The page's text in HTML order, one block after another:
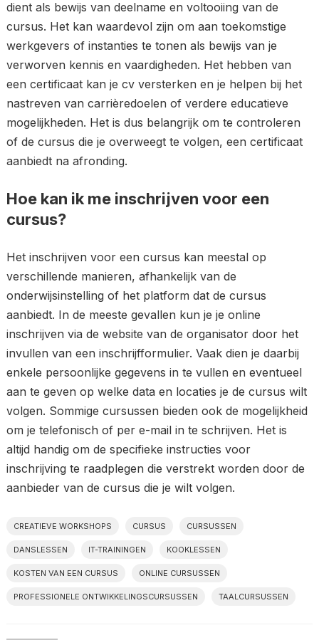
dient als bewijs van deelname en voltooiing van de
cursus. Het kan waardevol zijn om aan toekomstige
werkgevers of instanties te tonen als bewijs van je
verworven kennis en vaardigheden. Het hebben van
een certificaat kan je cv versterken en je helpen bij het
nastreven van carrièredoelen of verdere educatieve
mogelijkheden. Het is dus belangrijk om te controleren
of de cursus die je overweegt te volgen, een certificaat
aanbiedt na afronding.
Hoe kan ik me inschrijven voor een
cursus?
Het inschrijven voor een cursus kan meestal op
verschillende manieren, afhankelijk van de
onderwijsinstelling of het platform dat de cursus
aanbiedt. In de meeste gevallen kun je je online
inschrijven via de website van de organisator door het
invullen van een inschrijfformulier. Vaak dien je daarbij
enkele persoonlijke gegevens in te vullen en eventueel
aan te geven op welke data en locaties je de cursus wilt
volgen. Sommige cursussen bieden ook de mogelijkheid
om je telefonisch of per e-mail in te schrijven. Het is
altijd handig om de specifieke instructies voor
inschrijving te raadplegen die verstrekt worden door de
aanbieder van de cursus die je wilt volgen.
CREATIEVE WORKSHOPS CURSUS CURSUSSEN
DANSLESSEN IT-TRAININGEN KOOKLESSEN
KOSTEN VAN EEN CURSUS ONLINE CURSUSSEN
PROFESSIONELE ONTWIKKELINGSCURSUSSEN TAALCURSUSSEN